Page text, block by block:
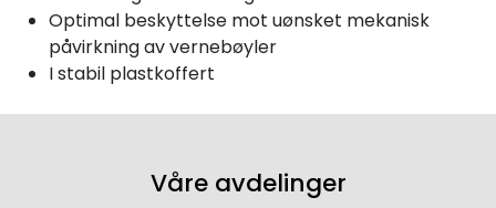
Optimal beskyttelse mot uønsket mekanisk
påvirkning av vernebøyler
I stabil plastkoffert
Våre avdelinger